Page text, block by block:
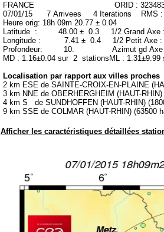
FRANCE ORID :
07/01/15 7 Arrivees 4 Iterations RMS
Heure orig: 18h 09m 20.77 ± 0.04
Latitude : 48.00 ± 0.3 1/2 Grand
Longitude : 7.41 ± 0.4 1/2 Petit Axe
Profondeur: 10. Azimut gd Axe :
MD : 1.16±0.04 sur 2 stationsML :
Localisation par rapport aux villes proches
2 km ESE de SAINTE-CROIX-EN-PLAINE
3 km NNE de OBERHERGHEIM (HAUT-
4 km S de SUNDHOFFEN (HAUT-RHIN)
9 km SSE de COLMAR (HAUT-RHIN) (63500
Afficher les caractéristiques détaillées